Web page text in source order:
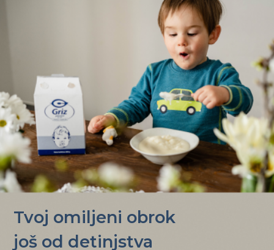
Tvoj omiljeni obrok
još od detinjstva